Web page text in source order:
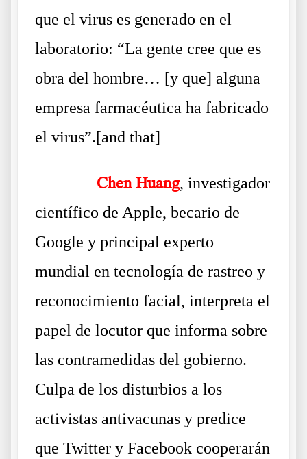
que el virus es generado en el
laboratorio: “La gente cree que es
obra del hombre… [y que] alguna
empresa farmacéutica ha fabricado
el virus”.[and that]
Chen Huang, investigador
científico de Apple, becario de
Google y principal experto
mundial en tecnología de rastreo y
reconocimiento facial, interpreta el
papel de locutor que informa sobre
las contramedidas del gobierno.
Culpa de los disturbios a los
activistas antivacunas y predice
que Twitter y Facebook cooperarán